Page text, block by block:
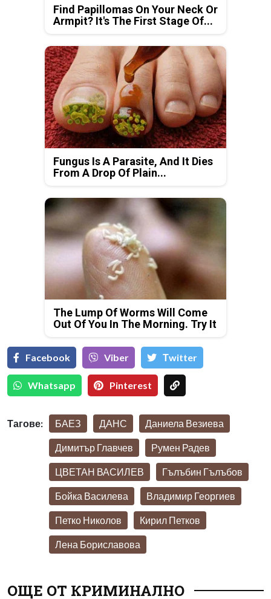
Find Papillomas On Your Neck Or
Armpit? It's The First Stage Of...
Fungus Is A Parasite, And It Dies
From A Drop Of Plain...
The Lump Of Worms Will Come
Out Of You In The Morning. Try It
Facebook Viber Тwitter
Whatsapp Pinterest
Тагове: БАЕЗ ДАНС Даниела Везиева
Димитър Главчев Румен Радев
ЦВЕТАН ВАСИЛЕВ Гълъбин Гълъбов
Бойка Василева Владимир Георгиев
Петко Николов Кирил Петков
Лена Бориславова
ОЩЕ ОТ КРИМИНАЛНО